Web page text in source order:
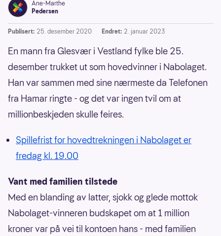
Ane-Marthe
Pedersen
Publisert: 25. desember 2020 Endret: 2. januar 2023
En mann fra Glesvær i Vestland fylke ble 25.
desember trukket ut som hovedvinner i Nabolaget.
Han var sammen med sine nærmeste da Telefonen
fra Hamar ringte - og det var ingen tvil om at
millionbeskjeden skulle feires.
Spillefrist for hovedtrekningen i Nabolaget er
fredag kl. 19.00
Vant med familien tilstede
Med en blanding av latter, sjokk og glede mottok
Nabolaget-vinneren budskapet om at 1 million
kroner var på vei til kontoen hans - med familien